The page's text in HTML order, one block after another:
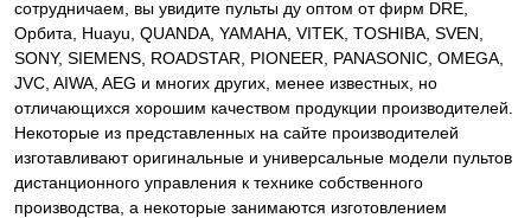
сотрудничаем, вы увидите пульты ду оптом от фирм DRE,
Орбита, Huayu, QUANDA, YAMAHA, VITEK, TOSHIBA, SVEN,
SONY, SIEMENS, ROADSTAR, PIONEER, PANASONIC, OMEGA,
JVC, AIWA, AEG и многих других, менее известных, но
отличающихся хорошим качеством продукции производителей.
Некоторые из представленных на сайте производителей
изготавливают оригинальные и универсальные модели пультов
дистанционного управления к технике собственного
производства, а некоторые занимаются изготовлением